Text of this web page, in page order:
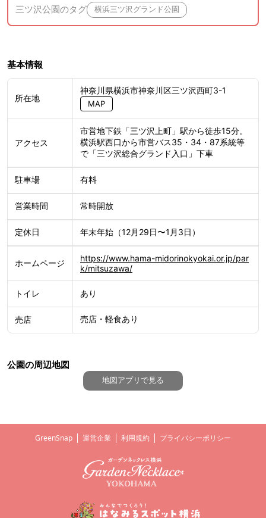
三ツ沢公園のタグ 横浜三ツ沢グランド公園
基本情報
所在地
神奈川県横浜市神奈川区三ツ沢西町3-1
MAP
アクセス
市営地下鉄「三ツ沢上町」駅から徒歩15分。
横浜駅西口から市営バス35・34・87系統等
で「三ツ沢総合グランド入口」下車
駐車場 有料
営業時間 常時開放
定休日 年末年始（12月29日〜1月3日）
ホームページ
https://www.hama-midorinokyokai.or.jp/par
k/mitsuzawa/
トイレ あり
売店 売店・軽食あり
公園の周辺地図
地図アプリで見る
GreenSnap 運営企業 利用規約 プライバシーポリシー